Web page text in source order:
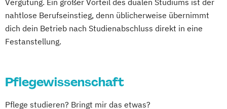
Vergütung. Ein großer Vorteil des dualen Studiums ist der
nahtlose Berufseinstieg, denn üblicherweise übernimmt
dich dein Betrieb nach Studienabschluss direkt in eine
Festanstellung.
Pflegewissenschaft
Pflege studieren? Bringt mir das etwas?